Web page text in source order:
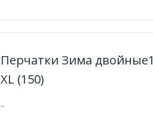
Перчатки Зима
XL (150)
..